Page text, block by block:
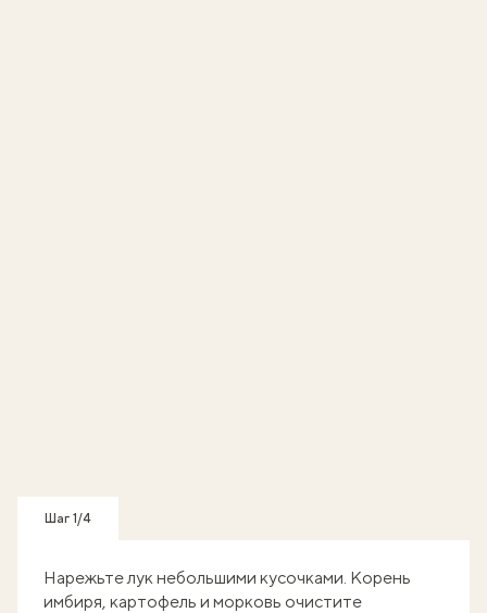
Шаг 1/4
Нарежьте лук небольшими кусочками. Корень
имбиря, картофель и морковь очистите